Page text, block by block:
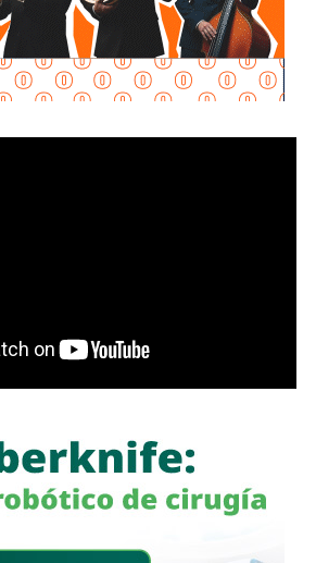
que nos permiten ordenar el
gasolina, diésel, la
acuerda este esquema que nos
precios. Es un esfuerzo muy